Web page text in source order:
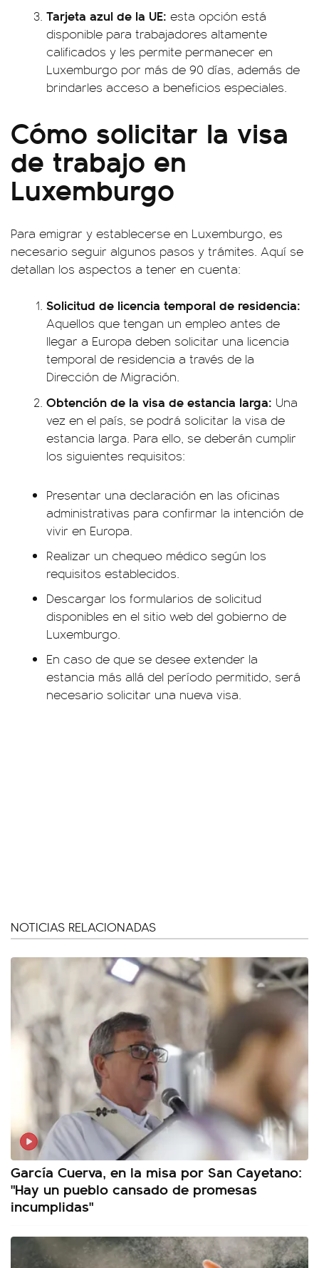
Tarjeta azul de la UE: esta opción está
disponible para trabajadores altamente
calificados y les permite permanecer en
Luxemburgo por más de 90 días, además de
brindarles acceso a beneficios especiales.
Cómo solicitar la visa
de trabajo en
Luxemburgo
Para emigrar y establecerse en Luxemburgo, es
necesario seguir algunos pasos y trámites. Aquí se
detallan los aspectos a tener en cuenta:
Solicitud de licencia temporal de residencia:
Aquellos que tengan un empleo antes de
llegar a Europa deben solicitar una licencia
temporal de residencia a través de la
Dirección de Migración.
Obtención de la visa de estancia larga: Una
vez en el país, se podrá solicitar la visa de
estancia larga. Para ello, se deberán cumplir
los siguientes requisitos:
Presentar una declaración en las oficinas
administrativas para confirmar la intención de
vivir en Europa.
Realizar un chequeo médico según los
requisitos establecidos.
Descargar los formularios de solicitud
disponibles en el sitio web del gobierno de
Luxemburgo.
En caso de que se desee extender la
estancia más allá del período permitido, será
necesario solicitar una nueva visa.
NOTICIAS RELACIONADAS
García Cuerva, en la misa por San Cayetano:
"Hay un pueblo cansado de promesas
incumplidas"